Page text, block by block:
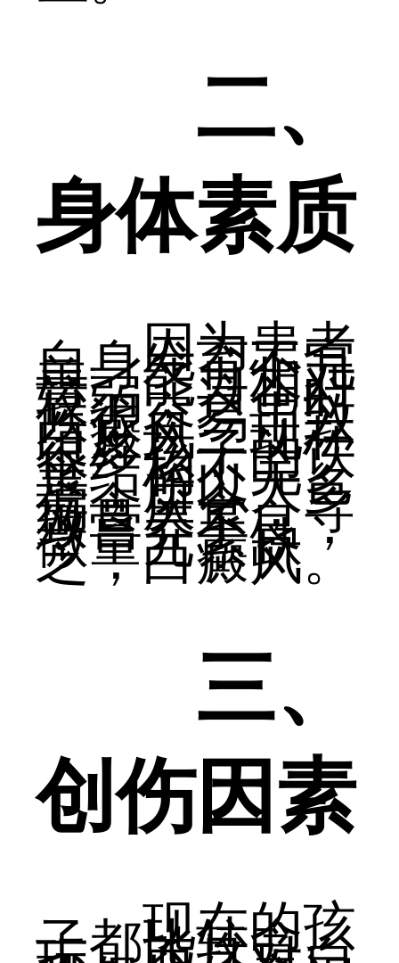
二、
身体素质
因为患者
自身发育不完
善，能力相对
较弱，这个时
候很容易导致
白癜风，现在
很多孩子的饮
食结构不完
善，所以大多
偏食厌食，导
致营养不良，
微量元素缺
乏，白癜风。
三、
创伤因素
现在的孩
子都比较贪